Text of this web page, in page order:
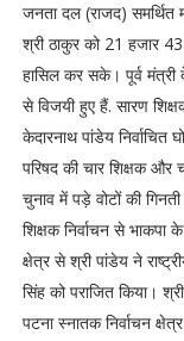
जनता दल (राजद) समर्थित
श्री ठाकुर को 21 हजार
हासिल कर सके। पूर्व मंत्री
से विजयी हुए हैं. सारण
केदारनाथ पांडेय निर्वाचित
परिषद की चार शिक्षक और
चुनाव में पड़े वोटों की
शिक्षक निर्वाचन से भाकपा
क्षेत्र से श्री पांडेय ने
सिंह को पराजित किया।
पटना स्नातक निर्वाचन